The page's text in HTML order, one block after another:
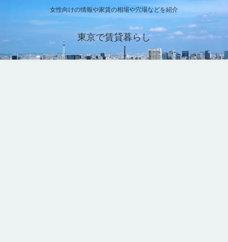
女性向けの情報や家賃の相場や穴場などを紹介
東京で賃貸暮らし